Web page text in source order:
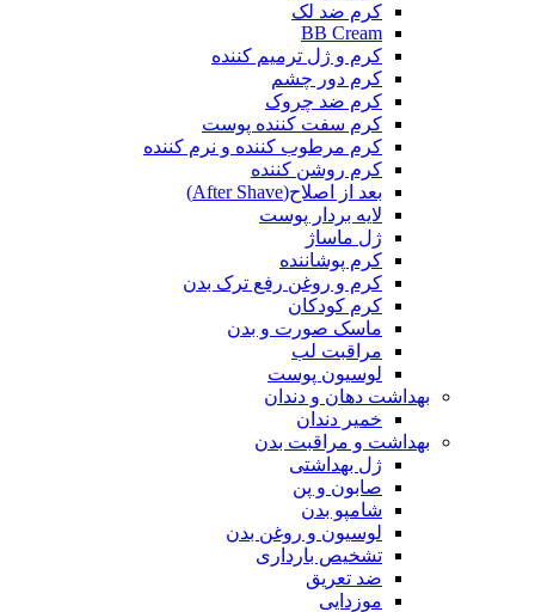
کرم ضد لک
BB Cream
کرم و ژل ترمیم کننده
کرم دور چشم
کرم ضد چروک
کرم سفت کننده پوست
کرم مرطوب کننده و نرم کننده
کرم روشن کننده
بعد از اصلاح(After Shave)
لایه بردار پوست
ژل ماساژ
کرم پوشاننده
کرم و روغن رفع ترک بدن
کرم کودکان
ماسک صورت و بدن
مراقبت لب
لوسیون پوست
بهداشت دهان و دندان
خمیر دندان
بهداشت و مراقبت بدن
ژل بهداشتی
صابون و پن
شامپو بدن
لوسیون و روغن بدن
تشخیص بارداری
ضد تعریق
موزدایی